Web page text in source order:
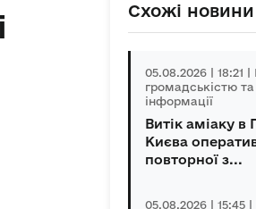
Схожі новини
05.08.2026 | 18:21 |
громадськістю
інформації
Витік аміаку в
Києва
повторної з...
05.08.2026 | 15:45 |